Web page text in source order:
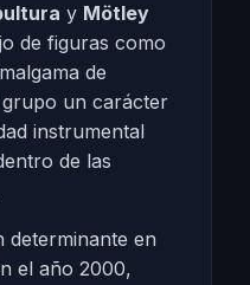
y Mötley
de figuras como
de
un carácter
instrumental
de las
determinante en
el año 2000,